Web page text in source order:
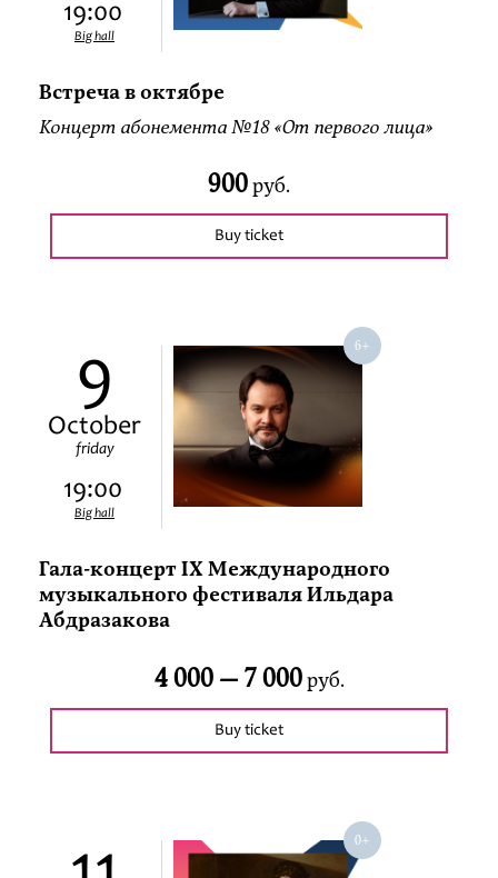
19:00
Big hall
Встреча в октябре
Концерт абонемента №18 «От первого лица»
900руб.
Buy ticket
9
October
friday
19:00
Big hall
Гала-концерт IX Международного
музыкального фестиваля Ильдара
Абдразакова
4 000 — 7 000руб.
Buy ticket